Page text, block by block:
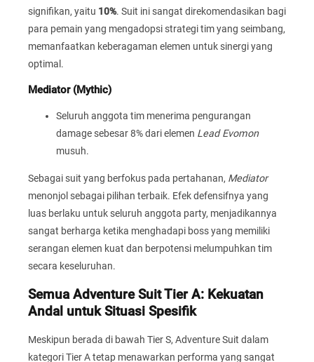
signifikan, yaitu 10%. Suit ini sangat direkomendasikan bagi
para pemain yang mengadopsi strategi tim yang seimbang,
memanfaatkan keberagaman elemen untuk sinergi yang
optimal.
Mediator (Mythic)
Seluruh anggota tim menerima pengurangan
damage sebesar 8% dari elemen Lead Evomon
musuh.
Sebagai suit yang berfokus pada pertahanan, Mediator
menonjol sebagai pilihan terbaik. Efek defensifnya yang
luas berlaku untuk seluruh anggota party, menjadikannya
sangat berharga ketika menghadapi boss yang memiliki
serangan elemen kuat dan berpotensi melumpuhkan tim
secara keseluruhan.
Semua Adventure Suit Tier A: Kekuatan
Andal untuk Situasi Spesifik
Meskipun berada di bawah Tier S, Adventure Suit dalam
kategori Tier A tetap menawarkan performa yang sangat